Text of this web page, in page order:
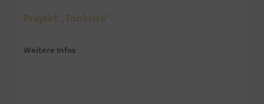
Projekt „Tonkiste“
Weitere Infos